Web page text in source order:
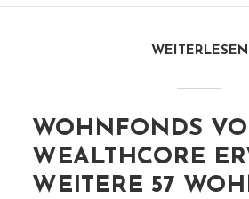
WEITERLESEN
WOHNFONDS
WEALTHCORE
WEITERE 57